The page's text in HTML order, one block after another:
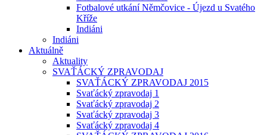
Fotbalové utkání Němčovice - Újezd u Svatého
Kříže
Indiáni
Indiáni
Aktuálně
Aktuality
SVAŤÁCKÝ ZPRAVODAJ
SVAŤÁCKÝ ZPRAVODAJ 2015
Svaťácký zpravodaj 1
Svaťácký zpravodaj 2
Svaťácký zpravodaj 3
Svaťácký zpravodaj 4